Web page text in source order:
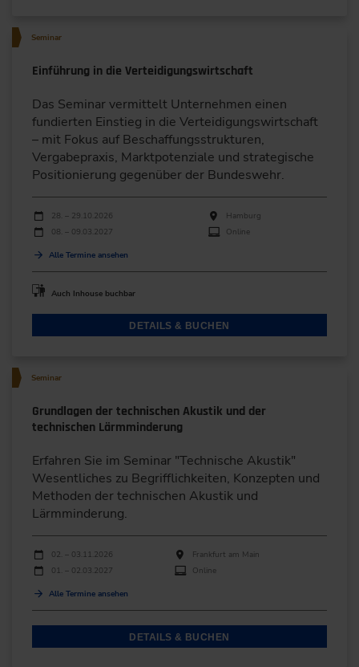
Seminar
Einführung in die Verteidigungswirtschaft
Das Seminar vermittelt Unternehmen einen
fundierten Einstieg in die Verteidigungswirtschaft
– mit Fokus auf Beschaffungsstrukturen,
Vergabepraxis, Marktpotenziale und strategische
Positionierung gegenüber der Bundeswehr.
Durchführungen
Veranstaltungsdatum
28. – 29.10.2026
Hamburg
08. – 09.03.2027
Online
Alle Termine ansehen
Auch Inhouse buchbar
DETAILS & BUCHEN
Seminar
Grundlagen der technischen Akustik und der
technischen Lärmminderung
Erfahren Sie im Seminar "Technische Akustik"
Wesentliches zu Begrifflichkeiten, ­Konzepten und
Methoden der technischen Akustik und
Lärmminderung.
Durchführungen
Veranstaltungsdatum Veranstaltungsort
02. – 03.11.2026
Frankfurt am Main
01. – 02.03.2027
Online
Alle Termine ansehen
DETAILS & BUCHEN